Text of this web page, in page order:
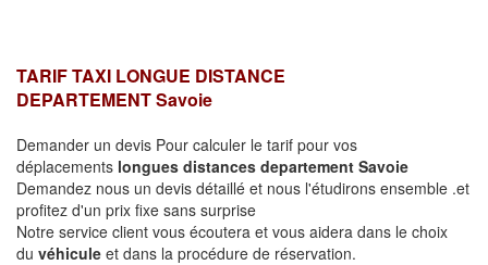
TARIF TAXI LONGUE DISTANCE
DEPARTEMENTSavoie
Demander un devis Pour calculer le tarif pour vos
déplacements longues distances departement Savoie
Demandez nous un devis détaillé et nous l'étudirons ensemble .et
profitez d'un prix fixe sans surprise
Notre service client vous écoutera et vous aidera dans le choix
du véhicule et dans la procédure de réservation.